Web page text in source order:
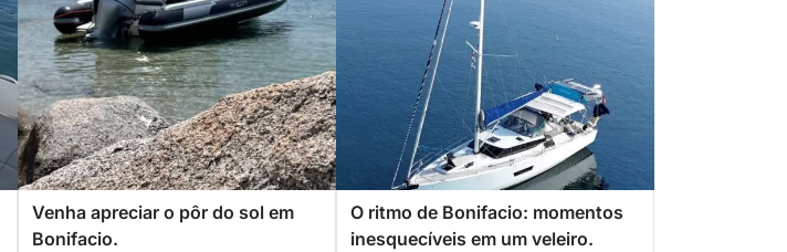
Venha apreciar o pôr do sol em
Bonifacio.
O ritmo de Bonifacio: momentos
inesquecíveis em um veleiro.